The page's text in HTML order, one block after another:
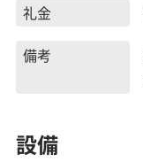
礼金
備考
設備